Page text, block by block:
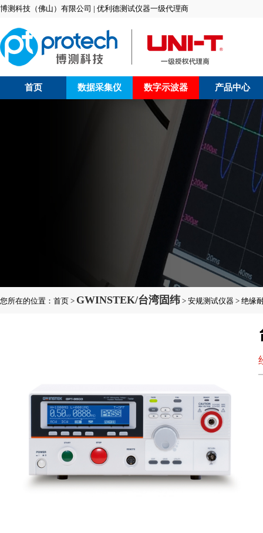
博测科技（佛山）有限公司 | 优利德测试仪器一级代理商
首页 数据采集仪 数字示波器 产品中心
您所在的位置： 首页 > GWINSTEK/台湾固纬 > 安规测试仪器 > 绝缘